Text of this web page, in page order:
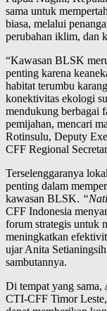
sama untuk
biasa, melalui
perubahan iklim, dan
“Kawasan BLSK
penting karena
habitat terumbu
konektivitas ekologi
mendukung berbagai
pemijahan, mencari
Rotinsulu, Deputy
CFF Regional
Terselenggaranya
penting dalam
kawasan BLSK.
CFF Indonesia
forum strategis untuk
meningkatkan
ujar Anita
sambutannya.
Di tempat yang
CTI-CFF Timor